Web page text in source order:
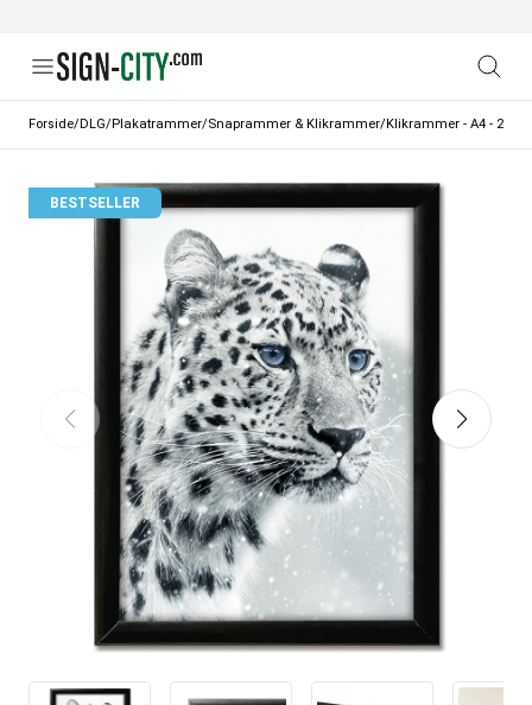
Forside/DLG/Plakatrammer/Snaprammer & Klikrammer/Klikrammer - A4 - 21 x
BESTSELLER